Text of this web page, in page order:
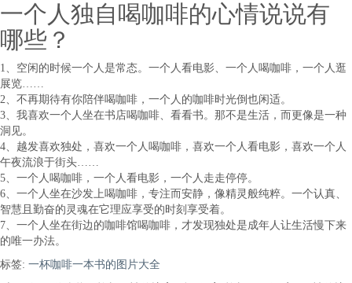
一个人独自喝咖啡的心情说说有
哪些？
1、空闲的时候一个人是常态。一个人看电影、一个人喝咖啡，一个人逛
展览……
2、不再期待有你陪伴喝咖啡，一个人的咖啡时光倒也闲适。
3、我喜欢一个人坐在书店喝咖啡、看看书。那不是生活，而更像是一种
洞见。
4、越发喜欢独处，喜欢一个人喝咖啡，喜欢一个人看电影，喜欢一个人
午夜流浪于街头……
5、一个人喝咖啡，一个人看电影，一个人走走停停。
6、一个人坐在沙发上喝咖啡，专注而安静，像精灵般纯粹。一个认真、
智慧且勤奋的灵魂在它理应享受的时刻享受着。
7、一个人坐在街边的咖啡馆喝咖啡，才发现独处是成年人让生活慢下来
的唯一办法。
标签: 一杯咖啡一本书的图片大全